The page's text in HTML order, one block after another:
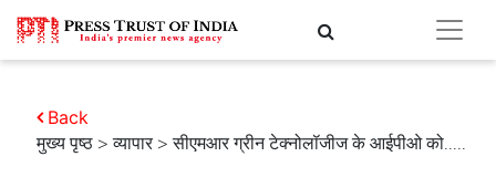
मुख्य पृष्ठ >व्यापार > सीएमआर ग्रीन टेक्नोलॉजीज के आईपीओ को.....
Back